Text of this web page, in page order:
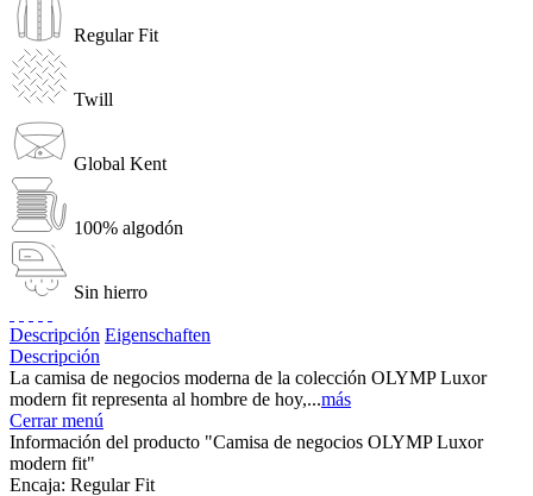
Regular Fit
Twill
Global Kent
100% algodón
Sin hierro
Descripción Eigenschaften
Descripción
La camisa de negocios moderna de la colección OLYMP Luxor
modern fit representa al hombre de hoy,...más
Cerrar menú
Información del producto "Camisa de negocios OLYMP Luxor
modern fit"
Encaja: Regular Fit